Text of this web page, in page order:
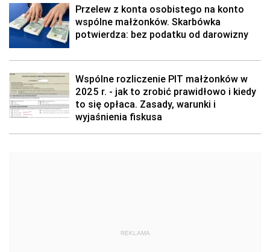
Przelew z konta osobistego na konto
wspólne małżonków. Skarbówka
potwierdza: bez podatku od darowizny
Wspólne rozliczenie PIT małżonków w
2025 r. - jak to zrobić prawidłowo i kiedy
to się opłaca. Zasady, warunki i
wyjaśnienia fiskusa
REKLAMA